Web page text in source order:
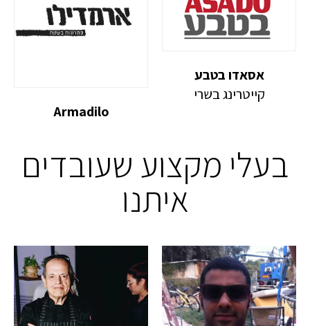
אסאדו בטבע
קייטרינג בשרי
Armadilo
בעלי מקצוע שעובדים
איתנו